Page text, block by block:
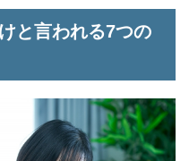
と言われる7つの